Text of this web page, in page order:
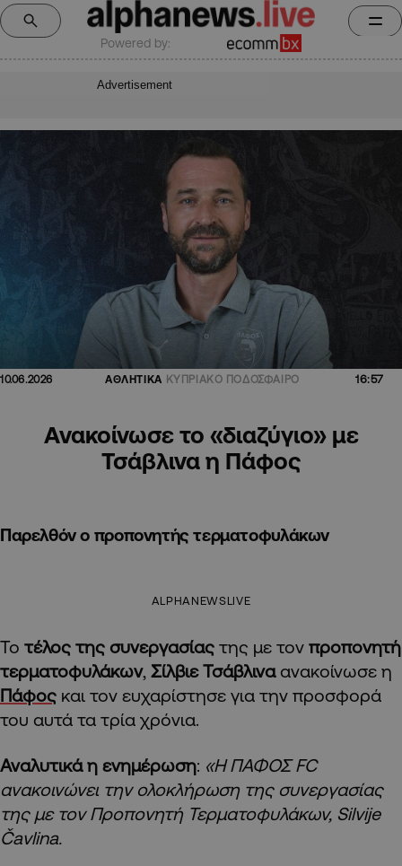
Powered by:
Advertisement
10.06.2026 ΑΘΛΗΤΙΚΑ ΚΥΠΡΙΑΚΟ ΠΟΔΟΣΦΑΙΡΟ 16:57
Ανακοίνωσε το «διαζύγιο» με
Τσάβλινα η Πάφος
Παρελθόν ο προπονητής τερματοφυλάκων
ALPHANEWSLIVE
Το τέλος της συνεργασίας της με τον προπονητή
τερματοφυλάκων, Σίλβιε Τσάβλιναανακοίνωσε η
Πάφος και τον ευχαρίστησε για την προσφορά
του αυτά τα τρία χρόνια.
Αναλυτικά η ενημέρωση: «Η ΠΑΦΟΣ FC
ανακοινώνει την ολοκλήρωση της συνεργασίας
της με τον Προπονητή Τερματοφυλάκων, Silvije
Čavlina.